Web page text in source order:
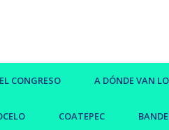
CONGRESO A DÓNDE VAN
COATEPEC